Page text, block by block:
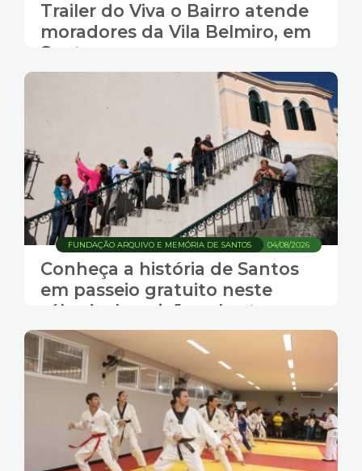
Trailer do Viva o Bairro atende
moradores da Vila Belmiro, em
Santos
04/08/2026
FUNDAÇÃO ARQUIVO E MEMÓRIA DE SANTOS
Conheça a história de Santos
em passeio gratuito neste
sábado. Inscrições abertas